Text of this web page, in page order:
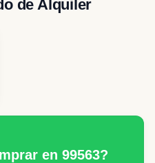
de Alquiler
en 99563?